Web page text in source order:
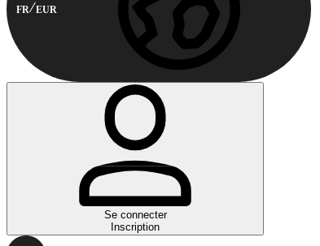
FR EUR
Se connecter
Inscription